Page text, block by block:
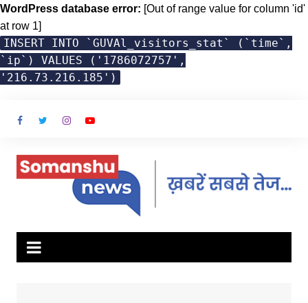
WordPress database error: [Out of range value for column 'id'
at row 1]
INSERT INTO `GUVAl_visitors_stat` (`time`,
`ip`) VALUES ('1786072757',
'216.73.216.185')